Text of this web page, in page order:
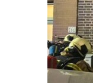
Jupiler
absent
Saint-